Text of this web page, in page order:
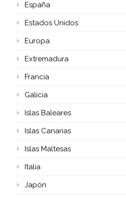
España
Estados Unidos
Europa
Extremadura
Francia
Galicia
Islas Baleares
Islas Canarias
Islas Maltesas
Italia
Japón